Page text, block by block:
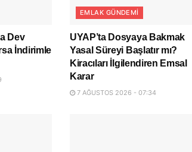
Dev
İndirimle
EMLAK GÜNDEMI
UYAP’ta Dosyaya Bakmak
Yasal Süreyi Başlatır mı?
Kiracıları İlgilendiren Emsal
Karar
7 AĞUSTOS 2026 - 07:34